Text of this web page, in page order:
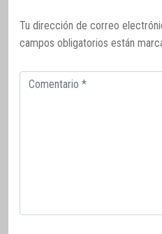
Tu dirección de correo
campos obligatorios están
Comentario